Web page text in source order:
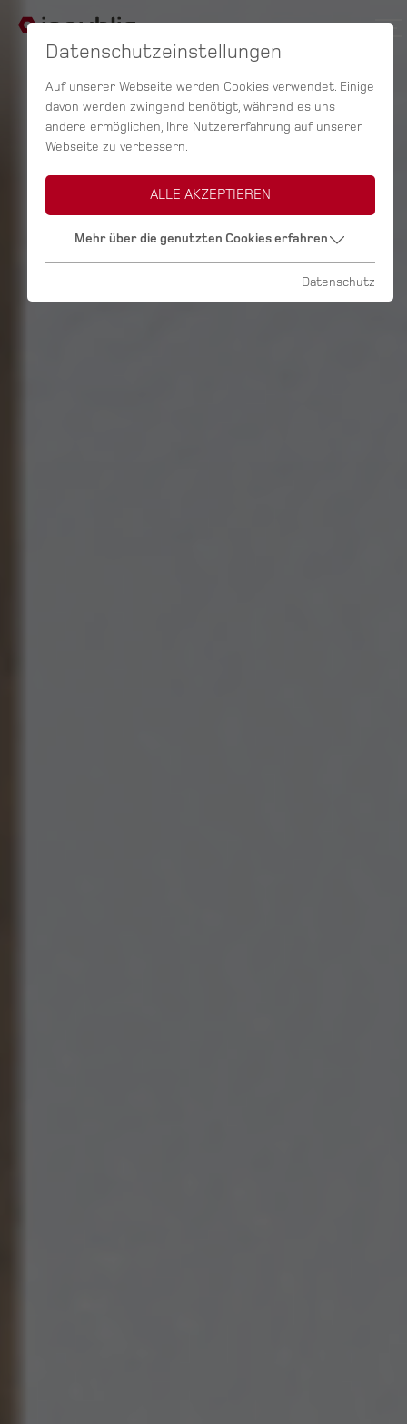
Datenschutzeinstellungen
Auf unserer Webseite werden Cookies verwendet. Einige
davon werden zwingend benötigt, während es uns
andere ermöglichen, Ihre Nutzererfahrung auf unserer
Webseite zu verbessern.
ALLE AKZEPTIEREN
Mehr über die genutzten Cookies erfahren
Datenschutz